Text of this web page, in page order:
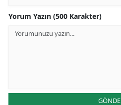
Yorum Yazın (500 Karakter)